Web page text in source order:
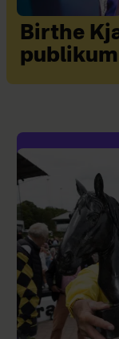
Birthe
publikum